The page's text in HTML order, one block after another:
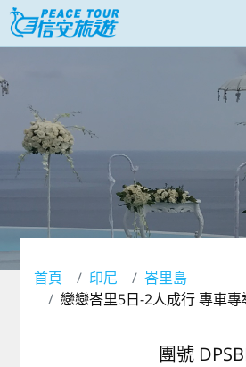
首頁 印尼
峇里島
戀戀峇里5日-2人成行 專車專
團號